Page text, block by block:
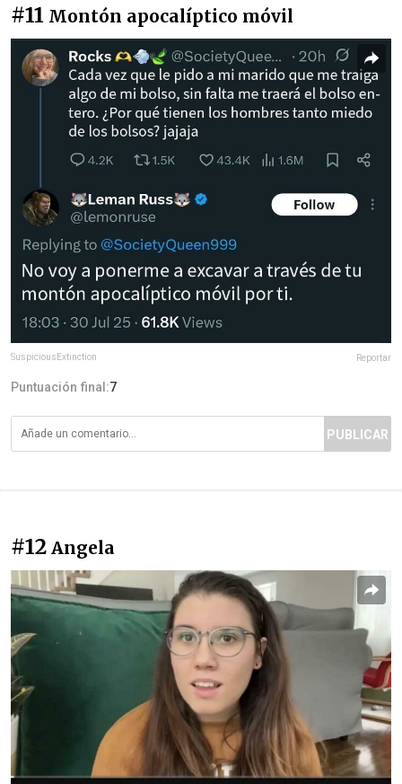
#11 Montón apocalíptico móvil
SuspiciousExtinction Reportar
Puntuación final:7
PUBLICAR
#12 Angela